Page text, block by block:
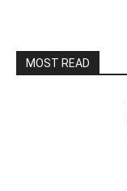
MOST READ